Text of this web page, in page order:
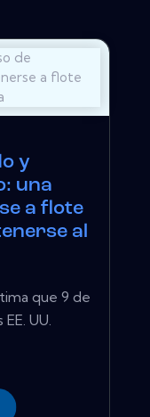
y
una
a flote
al
que 9 de
UU.